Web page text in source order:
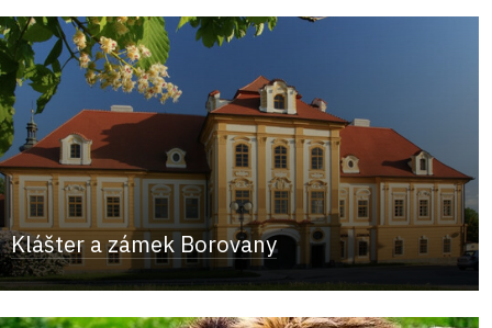
Klášter a zámek Borovany